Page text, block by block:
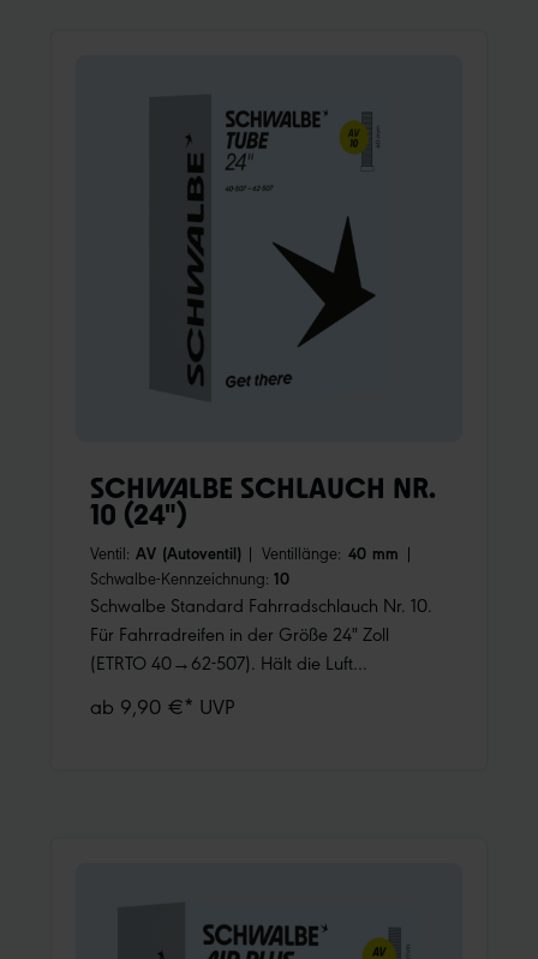
SCHWALBE SCHLAUCH NR.
10 (24")
Ventil: AV (Autoventil) | Ventillänge: 40 mm |
Schwalbe-Kennzeichnung: 10
Schwalbe Standard Fahrradschlauch Nr. 10.
Für Fahrradreifen in der Größe 24" Zoll
(ETRTO 40→62-507). Hält die Luft
Materialgüte und gleichmäßiger Wandstärke.
ab 9,90 €* UVP